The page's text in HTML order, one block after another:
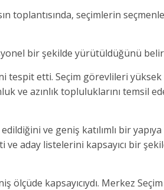
toplantısında, seçimlerin
bir şekilde yürütüldüğünü
tespit etti. Seçim görevlileri yüksek
ve azınlık topluluklarını temsil
ve geniş katılımlı bir
aday listelerini kapsayıcı bir
kapsayıcıydı. Merkez